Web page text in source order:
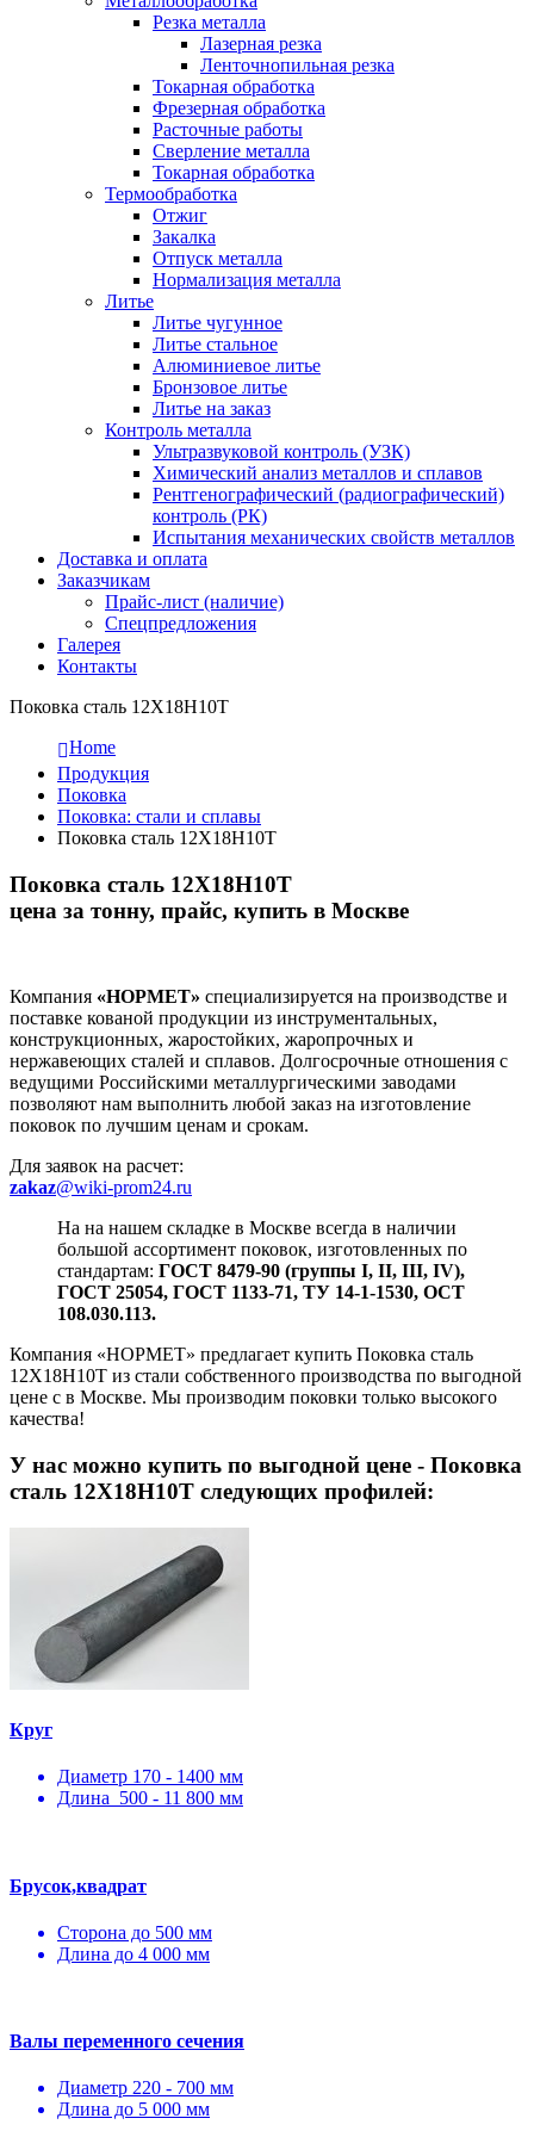
Резка металла
Лазерная резка
Ленточнопильная резка
Токарная обработка
Фрезерная обработка
Расточные работы
Сверление металла
Токарная обработка
Термообработка
Отжиг
Закалка
Отпуск металла
Нормализация металла
Литье
Литье чугунное
Литье стальное
Алюминиевое литье
Бронзовое литье
Литье на заказ
Контроль металла
Ультразвуковой контроль (УЗК)
Химический анализ металлов и сплавов
Рентгенографический (радиографический)
контроль (РК)
Испытания механических свойств металлов
Доставка и оплата
Заказчикам
Прайс-лист (наличие)
Спецпредложения
Галерея
Контакты
Поковка сталь 12Х18Н10Т
Home
Продукция
Поковка
Поковка: cтали и сплавы
Поковка сталь 12Х18Н10Т
Поковка сталь 12Х18Н10Т
цена за тонну, прайс, купить в Москве
Компания «НОРМЕТ» специализируется на производстве и
поставке кованой продукции из инструментальных,
конструкционных, жаростойких, жаропрочных и
нержавеющих сталей и сплавов. Долгосрочные отношения с
ведущими Российскими металлургическими заводами
позволяют нам выполнить любой заказ на изготовление
поковок по лучшим ценам и срокам.
Для заявок на расчет:
zakaz@wiki-prom24.ru
На на нашем складке в Москве всегда в наличии
большой ассортимент поковок, изготовленных по
стандартам: ГОСТ 8479-90 (группы I, II, III, IV),
ГОСТ 25054, ГОСТ 1133-71, ТУ 14-1-1530, ОСТ
108.030.113.
Компания «НОРМЕТ» предлагает купить Поковка сталь
12Х18Н10Т из стали собственного производства по выгодной
цене с в Москве. Мы производим поковки только высокого
качества!
У нас можно купить по выгодной цене - Поковка
сталь 12Х18Н10Т следующих профилей:
Круг
Диаметр 170 - 1400 мм
Длина 500 - 11 800 мм
Брусок,квадрат
Сторона до 500 мм
Длина до 4 000 мм
Валы переменного сечения
Диаметр 220 - 700 мм
Длина до 5 000 мм